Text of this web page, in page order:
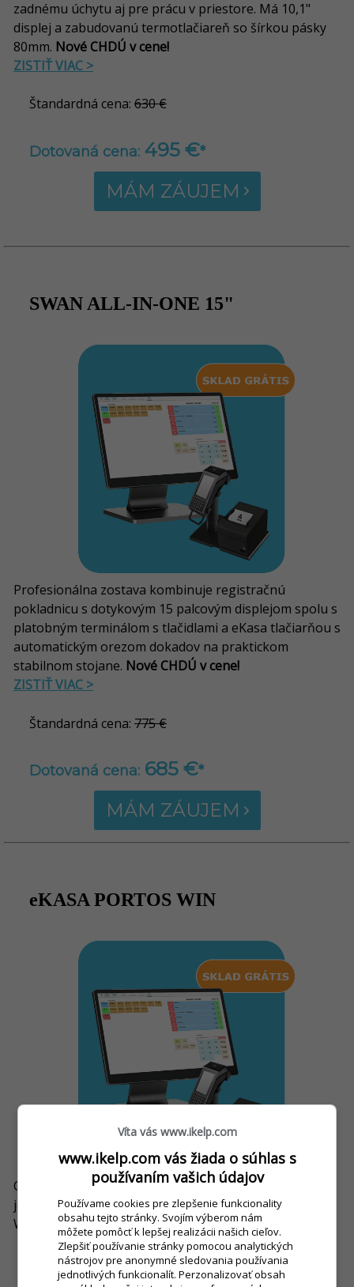
zadnému úchytu aj pre prácu v priestore. Má 10,1"
displej a zabudovanú termotlačiareň so šírkou pásky
80mm. Nové CHDÚ v cene!
ZISTIŤ VIAC >
Štandardná cena: 630 €
Dotovaná cena: 495 €*
MÁM ZÁUJEM
SWAN ALL-IN-ONE 15"
Profesionálna zostava kombinuje registračnú
pokladnicu s dotykovým 15 palcovým displejom spolu s
platobným terminálom s tlačidlami a eKasa tlačiarňou s
automatickým orezom dokadov na praktickom
stabilnom stojane. Nové CHDÚ v cene!
ZISTIŤ VIAC >
Štandardná cena: 775 €
Dotovaná cena: 685 €*
MÁM ZÁUJEM
eKASA PORTOS WIN
Certifikované chránené dátové úložisko. Odporúčame
jeho použitie pre zostavy s operačným systémom
Windows.
Štandardná cena:200 €
Víta vás www.ikelp.com
www.ikelp.com vás žiada o súhlas s
používaním vašich údajov
Používame cookies pre zlepšenie funkcionality
obsahu tejto stránky. Svojím výberom nám
môžete pomôcť k lepšej realizácii našich cieľov.
Zlepšiť používanie stránky pomocou analytických
nástrojov pre anonymné sledovania používania
jednotlivých funkcionalít. Perzonalizovať obsah